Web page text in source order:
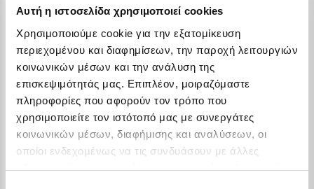
Αυτή η ιστοσελίδα χρησιμοποιεί cookies
Χρησιμοποιούμε cookie για την εξατομίκευση
περιεχομένου και διαφημίσεων, την παροχή λειτουργιών
κοινωνικών μέσων και την ανάλυση της
επισκεψιμότητάς μας. Επιπλέον, μοιραζόμαστε
πληροφορίες που αφορούν τον τρόπο που
χρησιμοποιείτε τον ιστότοπό μας με συνεργάτες
κοινωνικών μέσων, διαφήμισης και αναλύσεων, οι
οποίοι ενδεχομένως να τις συνδυάσουν με άλλες
πληροφορίες που τους έχετε παραχωρήσει ή τις οποίες
ιστότοπό μας. Εαν περιέλθει στην γνώση μας οτι μας έχουν
δοθεί προσωπικά δεδομένα ανηλίκων χωρίς την
συγκατάθεση των γονέων τους, τα δεδομένα αυτά θα
διαγράφονται αμέσως.
4. Γνωστοποίηση και μεταφορά
Προσωπικών Δεδομένων
Δεν μοιραζόμαστε προσωπικά δεδομένα με τρίτους που δεν
είναι συνδεδεμένοι μαζί μας, εκτός αν κάτι τέτοιο απαιτείται